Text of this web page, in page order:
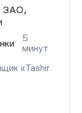
ЗАО,
5
минут
«Tashir